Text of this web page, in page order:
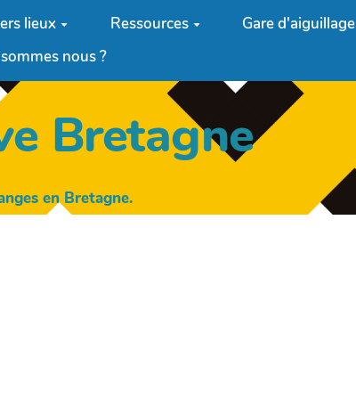
lieux Ressources
Gare d'aiguillage
nous ?
Bretagne
en Bretagne.